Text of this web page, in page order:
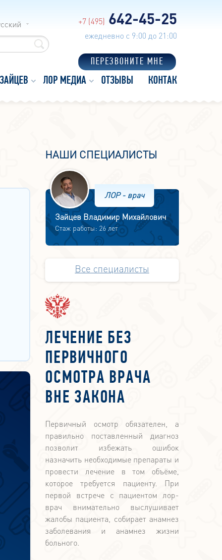
+7 (495) 642-45-25
ежедневно с 9:00 до 21:00
ПЕРЕЗВОНИТЕ МНЕ
ЛОР МЕДИА ОТЗЫВЫ КОНТАКТЫ
НАШИ СПЕЦИАЛИСТЫ
ЛОР - врач
Зайцев Владимир Михайлович
Стаж работы: 26 лет
Все специалисты
ЛЕЧЕНИЕ БЕЗ
ПЕРВИЧНОГО
ОСМОТРА ВРАЧА
ВНЕ ЗАКОНА
Первичный осмотр обязателен, а
правильно поставленный диагноз
позволит избежать ошибок
назначить необходимые препараты и
провести лечение в том объёме,
которое требуется пациенту. При
первой встрече с пациентом лор-
врач внимательно выслушивает
жалобы пациента, собирает анамнез
заболевания и анамнез жизни
больного.